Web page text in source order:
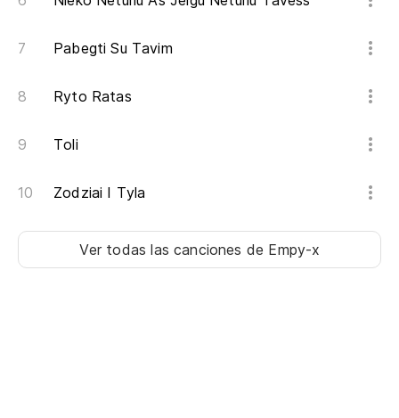
Pabegti Su Tavim
Ryto Ratas
Toli
Zodziai I Tyla
Ver todas las canciones de Empy-x